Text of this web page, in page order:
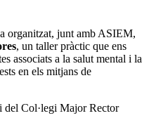
organitzat, junt amb ASIEM,
, un taller pràctic que ens
associats a la salut mental i la
en els mitjans de
del Col·legi Major Rector